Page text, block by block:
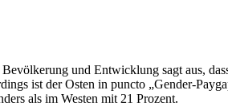
und Entwicklung sagt aus,
ist der Osten in puncto „Gender-
als im Westen mit 21 Prozent.